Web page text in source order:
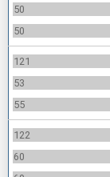
50
50
121
53
55
122
60